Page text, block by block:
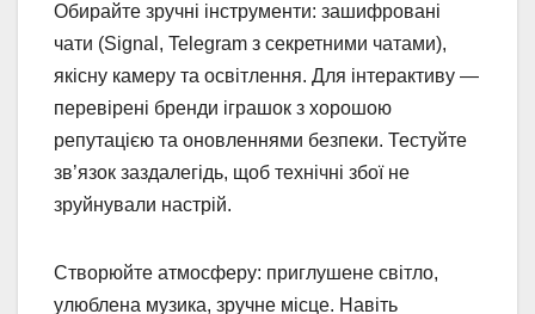
Обирайте зручні інструменти: зашифровані
чати (Signal, Telegram з секретними чатами),
якісну камеру та освітлення. Для інтерактиву —
перевірені бренди іграшок з хорошою
репутацією та оновленнями безпеки. Тестуйте
зв’язок заздалегідь, щоб технічні збої не
зруйнували настрій.
Створюйте атмосферу: приглушене світло,
улюблена музика, зручне місце. Навіть